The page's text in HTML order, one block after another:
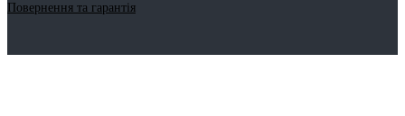
Повернення та гарантія